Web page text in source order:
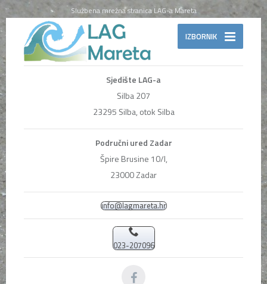
Službena mrežna stranica LAG-a Mareta
IZBORNIK
Sjedište LAG-a
Silba 207
23295 Silba, otok Silba
Područni ured Zadar
Špire Brusine 10/I,
23000 Zadar
info@lagmareta.hr
023-207096